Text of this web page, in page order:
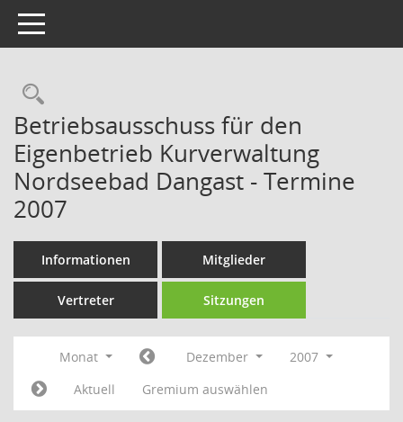
Toggle navigation
Rechercheauswahl
Betriebsausschuss für den
Eigenbetrieb Kurverwaltung
Nordseebad Dangast - Termine
2007
Informationen Mitglieder
Vertreter Sitzungen
Monat Dezember
2007
Aktuell
Gremium auswählen